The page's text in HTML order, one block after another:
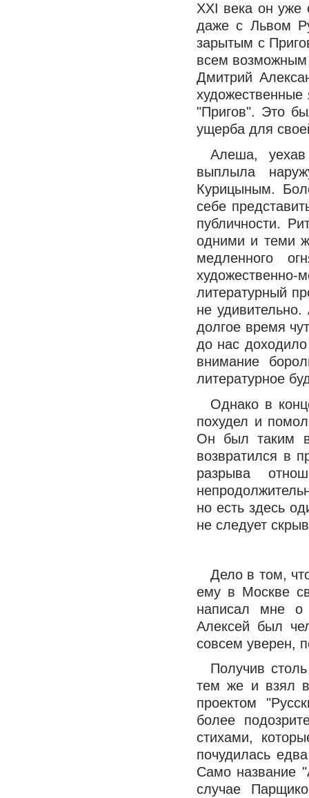
XXI века он уже
даже с Львом
зарытым с
всем
Дмитрий
художественные
"Пригов". Это
ущерба для
Алеша, уехав
выплыла
Курицыным.
себе
публичности.
одними и теми
медленного
литературный
не
долгое время
до нас доходило
внимание
литературное
Однако в
похудел и
Он был таким
возвратился в
разрыва
но есть здесь
не следует
Дело в том,
ему в Москве
написал мне о
Алексей был
совсем уверен,
Получив
тем же и взял в
проектом
более
стихами,
почудилась
Само название
случае